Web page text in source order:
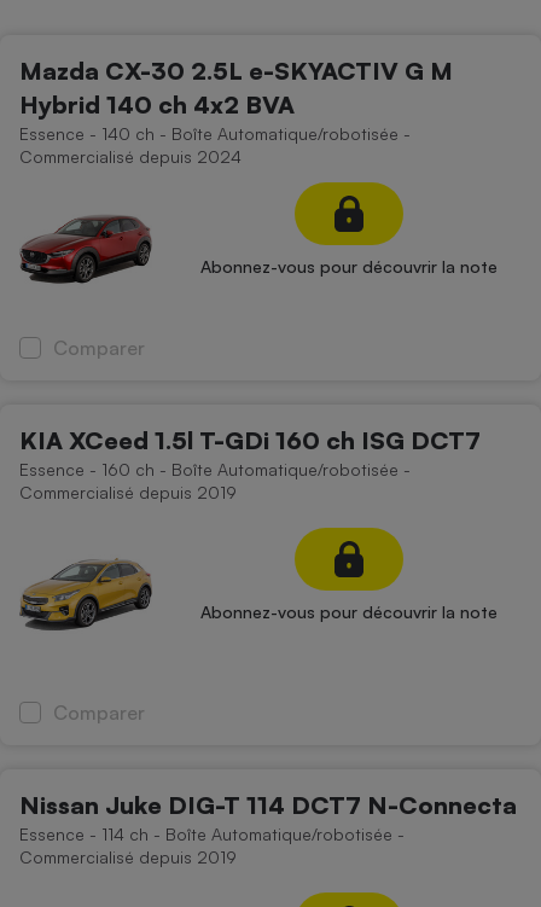
Mazda CX-30 2.5L e-SKYACTIV G M
Hybrid 140 ch 4x2 BVA
Essence - 140 ch - Boîte Automatique/robotisée -
Commercialisé depuis 2024
Abonnez-vous pour découvrir la note
Comparer
KIA XCeed 1.5l T-GDi 160 ch ISG DCT7
Essence - 160 ch - Boîte Automatique/robotisée -
Commercialisé depuis 2019
Abonnez-vous pour découvrir la note
Comparer
Nissan Juke DIG-T 114 DCT7 N-Connecta
Essence - 114 ch - Boîte Automatique/robotisée -
Commercialisé depuis 2019
alimentaire
bouteille
Banque
Plaque de cuisson à
induction
Téléphone mobile -
Smartphone
Antivirus
Matelas
Radiateur électrique